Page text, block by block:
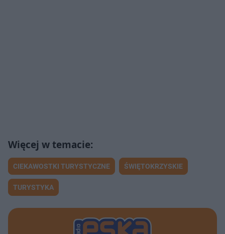
CIEKAWOSTKI TURYSTYCZNE ŚWIĘTOKRZYSKIE
TURYSTYKA